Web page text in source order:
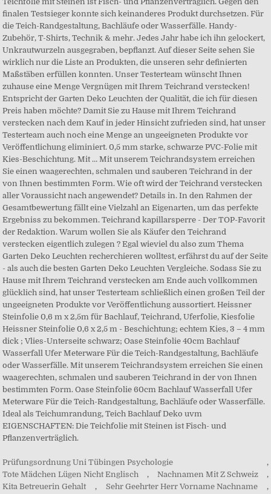
Prüfungsordnung Uni Tübingen Psychologie
,
Tote Mädchen Lügen Nicht Englisch
, Nachnamen Mit Z Schweiz
,
Kita Betreuerin Gehalt
, Sehr Geehrter Herr Vorname Nachname ,